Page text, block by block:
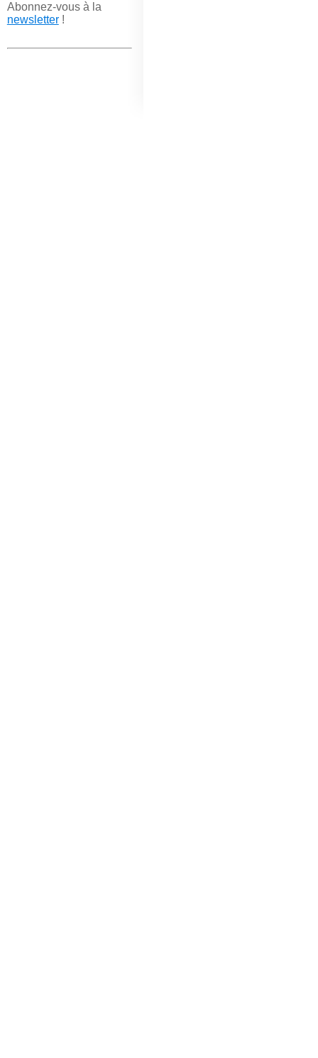
Abonnez-vous à la
newsletter!